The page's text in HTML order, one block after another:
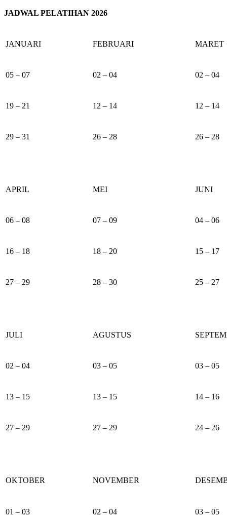
JADWAL PELATIHAN 2026
JANUARI FEBRUARI MARET
05 – 07 02 – 04 02 – 04
19 – 21 12 – 14 12 – 14
29 – 31 26 – 28 26 – 28
APRIL MEI JUNI
06 – 08 07 – 09 04 – 06
16 – 18 18 – 20 15 – 17
27 – 29 28 – 30 25 – 27
JULI AGUSTUS
02 – 04 03 – 05 03 – 05
13 – 15 13 – 15 14 – 16
27 – 29 27 – 29 24 – 26
OKTOBER NOVEMBER
01 – 03 02 – 04 03 – 05